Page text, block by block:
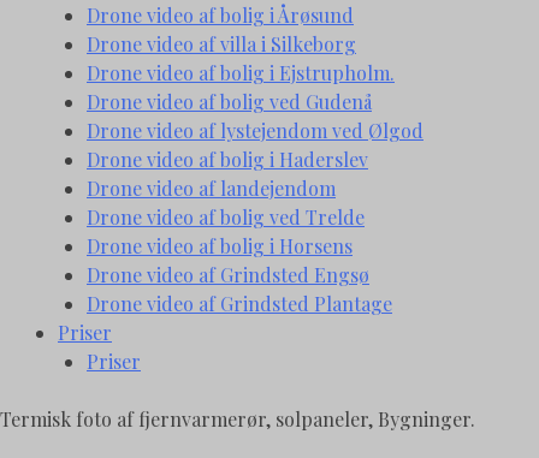
Drone video af bolig i Årøsund
Drone video af villa i Silkeborg
Drone video af bolig i Ejstrupholm.
Drone video af bolig ved Gudenå
Drone video af lystejendom ved Ølgod
Drone video af bolig i Haderslev
Drone video af landejendom
Drone video af bolig ved Trelde
Drone video af bolig i Horsens
Drone video af Grindsted Engsø
Drone video af Grindsted Plantage
Priser
Priser
Termisk foto af fjernvarmerør, solpaneler, Bygninger.